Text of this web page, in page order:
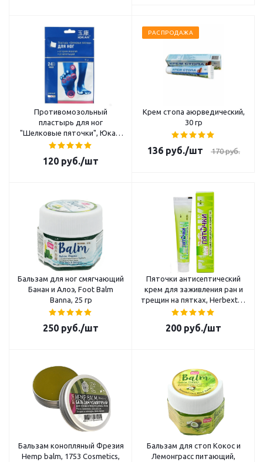
Противомозольный
пластырь для ног
"Шелковые пяточки", Юкан,
6 шт
120 руб./шт
РАСПРОДАЖА
Крем стопа аюрведический,
30 гр
136руб./шт 170руб.
Бальзам для ног смягчающий
Банан и Алоэ, Foot Balm
Banna, 25 гр
250 руб./шт
Пяточки антисептический
крем для заживления ран и
трещин на пятках, Herbextra,
30 гр
200 руб./шт
Бальзам конопляный Фрезия
Hemp balm, 1753 Cosmetics,
Бальзам для стоп Кокос и
Лемонграсс питающий,